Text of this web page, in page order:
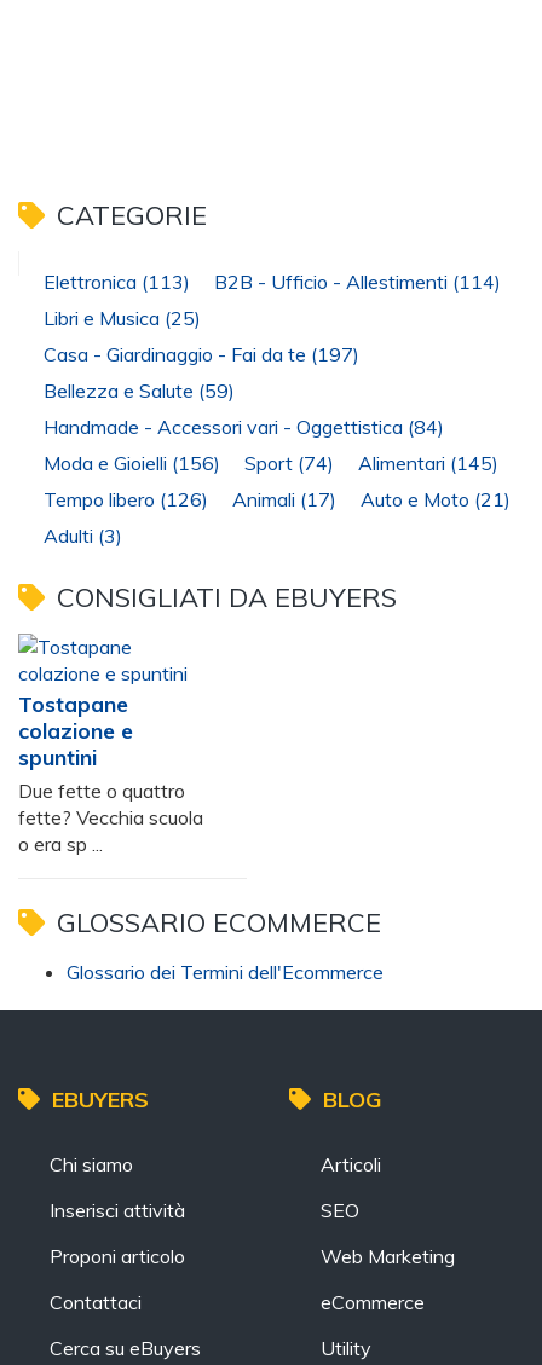
CATEGORIE
Elettronica (113) B2B - Ufficio - Allestimenti (114)
Libri e Musica (25)
Casa - Giardinaggio - Fai da te (197)
Bellezza e Salute (59)
Handmade - Accessori vari - Oggettistica (84)
Moda e Gioielli (156) Sport (74) Alimentari (145)
Tempo libero (126) Animali (17) Auto e Moto (21)
Adulti (3)
CONSIGLIATI DA EBUYERS
Tostapane
colazione e
spuntini
Due fette o quattro
fette? Vecchia scuola
o era sp ...
GLOSSARIO ECOMMERCE
Glossario dei Termini dell'Ecommerce
EBUYERS
Chi siamo
Inserisci attività
Proponi articolo
Contattaci
Cerca su eBuyers
BLOG
Articoli
SEO
Web Marketing
eCommerce
Utility